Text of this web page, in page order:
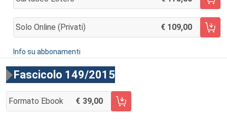
AGGIUNGI AL CARRELLO
Solo Online (privati) 109,00
AGGIUNGI AL CARRELLO
Info su abbonamenti
Fascicolo 149/2015
Formato Ebook 39,00
AGGIUNGI AL CARRELLO FASCICOLO 149/2015